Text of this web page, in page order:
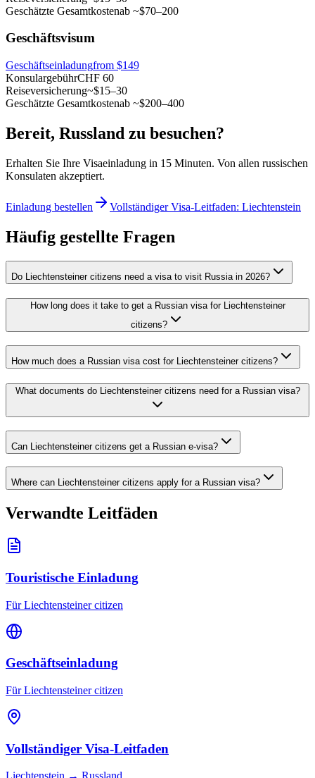
Geschätzte Gesamtkostenab ~$70–200
Geschäftsvisum
Geschäftseinladungfrom $149
KonsulargebührCHF 60
Reiseversicherung~$15–30
Geschätzte Gesamtkostenab ~$200–400
Bereit, Russland zu besuchen?
Erhalten Sie Ihre Visaeinladung in 15 Minuten. Von allen russischen
Konsulaten akzeptiert.
Einladung bestellen Vollständiger Visa-Leitfaden: Liechtenstein
Häufig gestellte Fragen
Do Liechtensteiner citizens need a visa to visit Russia in 2026?
How long does it take to get a Russian visa for Liechtensteiner
citizens?
How much does a Russian visa cost for Liechtensteiner citizens?
What documents do Liechtensteiner citizens need for a Russian visa?
Can Liechtensteiner citizens get a Russian e-visa?
Where can Liechtensteiner citizens apply for a Russian visa?
Verwandte Leitfäden
Touristische Einladung
Für Liechtensteiner citizen
Geschäftseinladung
Für Liechtensteiner citizen
Vollständiger Visa-Leitfaden